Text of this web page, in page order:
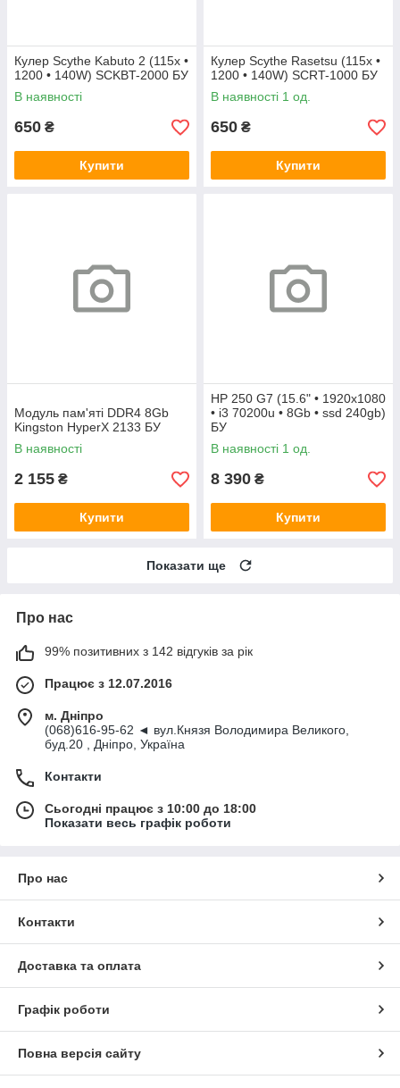
Кулер Scythe Kabuto 2 (115x •
1200 • 140W) SCKBT-2000 БУ
В наявності
650 ₴
Купити
Кулер Scythe Rasetsu (115x •
1200 • 140W) SCRT-1000 БУ
В наявності 1 од.
650 ₴
Купити
Модуль пам'яті DDR4 8Gb
Kingston HyperX 2133 БУ
В наявності
2 155 ₴
Купити
HP 250 G7 (15.6" • 1920х1080
• i3 70200u • 8Gb • ssd 240gb)
БУ
В наявності 1 од.
8 390 ₴
Купити
Показати ще
Про нас
99% позитивних з 142 відгуків за рік
Працює з 12.07.2016
м. Дніпро
(068)616-95-62 ◄ вул.Князя Володимира Великого,
буд.20 , Дніпро, Україна
Контакти
Сьогодні працює з 10:00 до 18:00
Показати весь графік роботи
Про нас
Контакти
Доставка та оплата
Графік роботи
Повна версія сайту